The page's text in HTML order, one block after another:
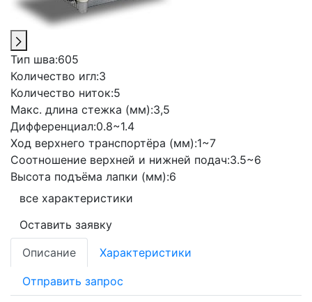
Тип шва:605
Количество игл:3
Количество ниток:5
Макс. длина стежка (мм):3,5
Дифференциал:0.8~1.4
Ход верхнего транспортёра (мм):1~7
Соотношение верхней и нижней подач:3.5~6
Высота подъёма лапки (мм):6
все характеристики
Оставить заявку
Описание
Характеристики
Отправить запрос